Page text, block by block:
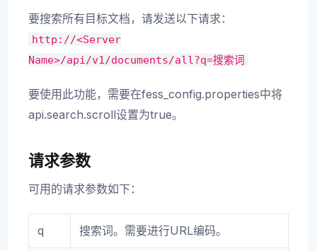
要搜索所有目标文档，请发送以下请求：
http://<Server
Name>/api/v1/documents/all?q=搜索词
要使用此功能，需要在fess_config.properties中将
api.search.scroll设置为true。
请求参数
可用的请求参数如下：
q 搜索词。需要进行URL编码。